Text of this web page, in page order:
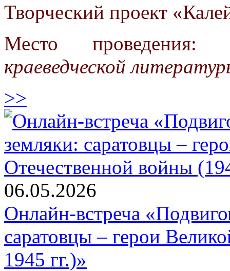
Творческий проект
Место
краеведческой
>>
06.05.2026
Онлайн-встреча
саратовцы – герои
1945 гг.)»